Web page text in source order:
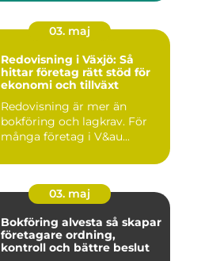
03. maj
Redovisning i Växjö: Så
hittar företag rätt stöd för
ekonomi och tillväxt
Redovisning är mer än
bokföring och lagkrav. För
många företag i V&au...
03. maj
Bokföring alvesta så skapar
företagare ordning,
kontroll och bättre beslut